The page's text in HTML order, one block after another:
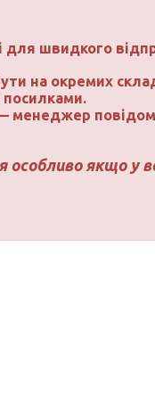
для швидкого
на окремих
менеджер
якщо у